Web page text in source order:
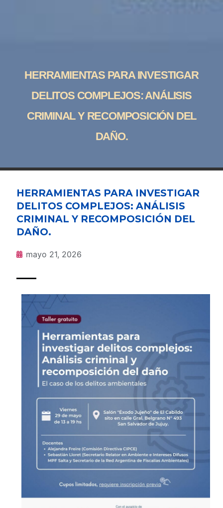
HERRAMIENTAS PARA INVESTIGAR
DELITOS COMPLEJOS: ANÁLISIS
CRIMINAL Y RECOMPOSICIÓN DEL
DAÑO.
HERRAMIENTAS PARA INVESTIGAR
DELITOS COMPLEJOS: ANÁLISIS
CRIMINAL Y RECOMPOSICIÓN DEL
DAÑO.
mayo 21, 2026